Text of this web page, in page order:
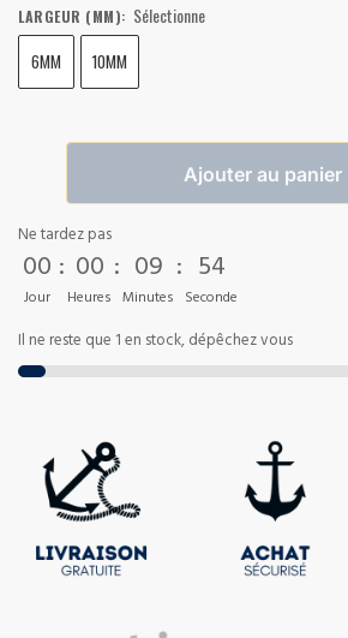
LARGEUR (MM): Sélectionne
6MM 10MM
Ajouter au panier
Ne tardez pas
00
Jour
: 00
Heures
: 09
Minutes
: 52
Seconde
Il ne reste que 1 en stock, dépêchez vous